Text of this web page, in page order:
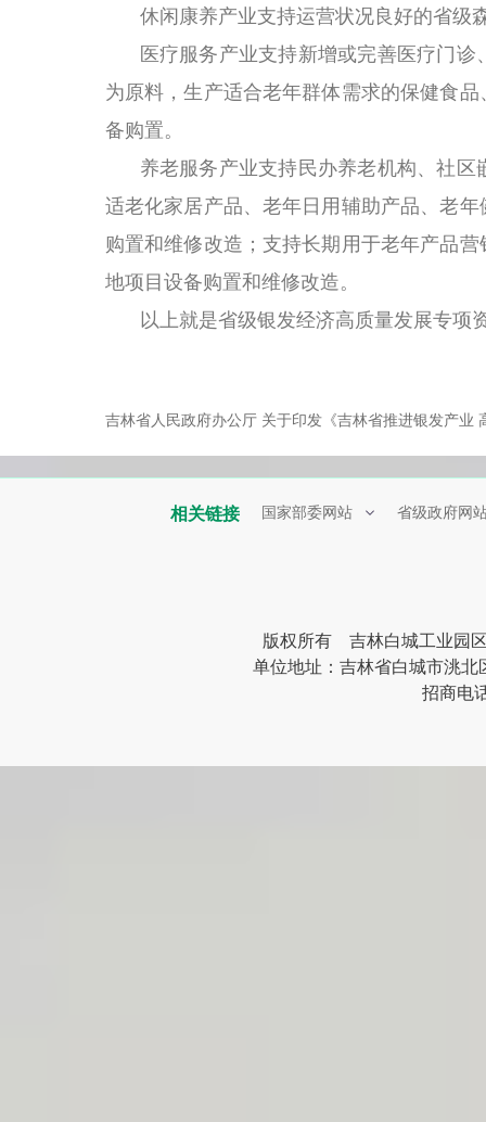
休闲康养产业支持运营状况良好的省级
医疗服务产业支持新增或完善医疗门
为原料，生产适合老年群体需求的保健食
备购置。
养老服务产业支持民办养老机构、社
适老化家居产品、老年日用辅助产品、老
购置和维修改造；支持长期用于老年产品
地项目设备购置和维修改造。
以上就是省级银发经济高质量发展专项
吉林省人民政府办公厅 关于印发《吉林省推进银发产业
相关链接 国家部委网站 省级政府网
版权所有 吉林白城工业园
单位地址：吉林省白城市洮
招商电